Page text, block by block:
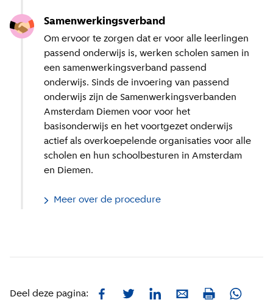
Samenwerkingsverband
Om ervoor te zorgen dat er voor alle leerlingen
passend onderwijs is, werken scholen samen in
een samenwerkingsverband passend
onderwijs. Sinds de invoering van passend
onderwijs zijn de Samenwerkingsverbanden
Amsterdam Diemen voor voor het
basisonderwijs en het voortgezet onderwijs
actief als overkoepelende organisaties voor alle
scholen en hun schoolbesturen in Amsterdam
en Diemen.
Meer over de procedure
Deel deze pagina: FacebookTwitterLinkedInE-mailPrint